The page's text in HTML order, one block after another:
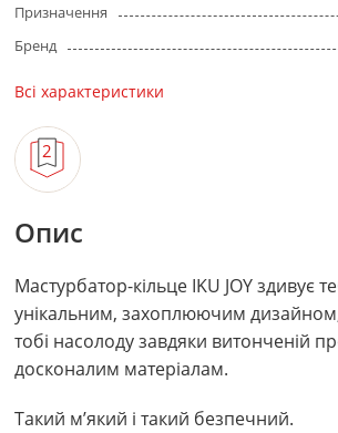
Призначення
Бренд
Всі характеристики
Опис
Мастурбатор-кільце IKU JOY здивує
унікальним, захоплюючим
тобі насолоду завдяки витонченій
досконалим матеріалам.
Такий м’який і такий безпечний.